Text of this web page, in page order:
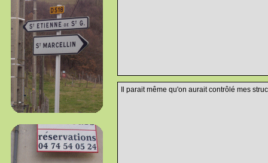
Il parait même qu'on aurait contrôlé mes